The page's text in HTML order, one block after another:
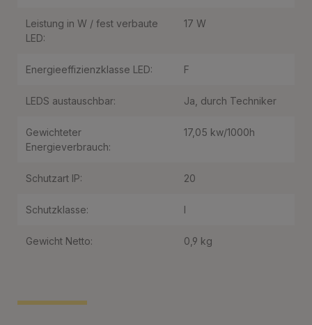
Leistung in W / fest verbaute
LED:
17 W
Energieeffizienzklasse LED: F
LEDS austauschbar: Ja, durch Techniker
Gewichteter
Energieverbrauch:
17,05 kw/1000h
Schutzart IP: 20
Schutzklasse: I
Gewicht Netto: 0,9 kg